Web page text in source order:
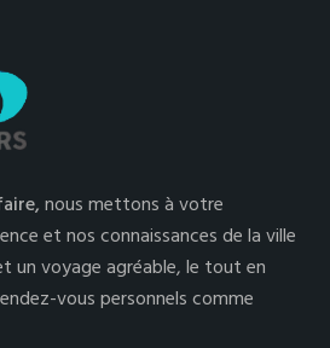
nous mettons à votre
et nos connaissances de la ville
un voyage agréable, le tout en
vous personnels comme